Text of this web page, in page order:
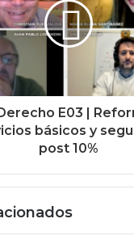
E03 |
básicos y
post 10%